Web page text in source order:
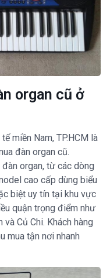
organ cũ ở
miền Nam, TP.HCM là
đàn organ cũ.
organ, từ các dòng
cao cấp dùng biểu
biệt uy tín tại khu vực
quận trọng điểm như
và Củ Chi. Khách hàng
mua tận nơi nhanh